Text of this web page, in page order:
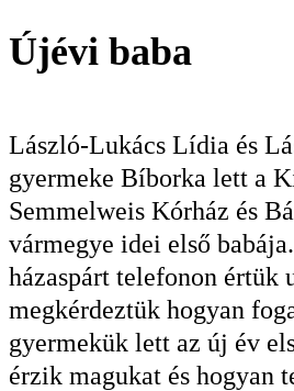
Újévi baba
László-Lukács Lídia és
gyermeke Bíborka lett a
Semmelweis Kórház és
vármegye idei első
házaspárt telefonon értük
megkérdeztük hogyan
gyermekük lett az új év
érzik magukat és hogyan